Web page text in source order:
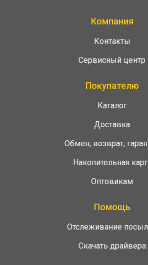
Компания
Контакты
Сервисный центр
Покупателю
Каталог
Доставка
Обмен, возврат,
Накопительная
Оптовикам
Помощь
Отслеживание
Скачать драйвера